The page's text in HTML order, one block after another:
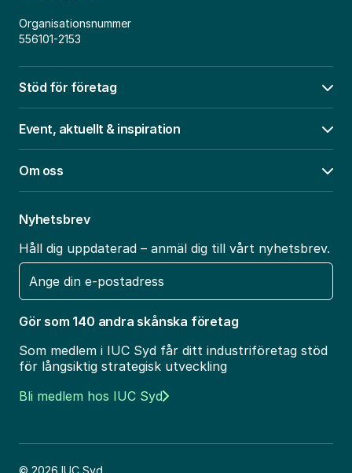
Organisationsnummer
556101-2153
Stöd för företag
Event, aktuellt & inspiration
Om oss
Nyhetsbrev
Håll dig uppdaterad – anmäl dig till vårt nyhetsbrev.
E-
post
Gör som 140 andra skånska företag
Som medlem i IUC Syd får ditt industriföretag stöd
för långsiktig strategisk utveckling
Bli medlem hos IUC Syd
© 2026 IUC Syd